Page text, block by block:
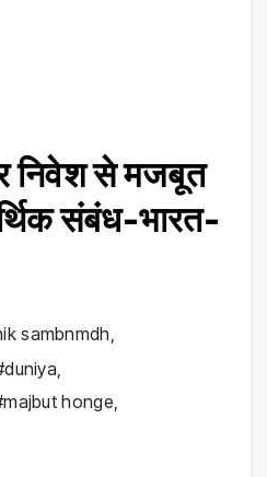
निवेश से मजबूत
संबंध-भारत-
sambnmdh
honge